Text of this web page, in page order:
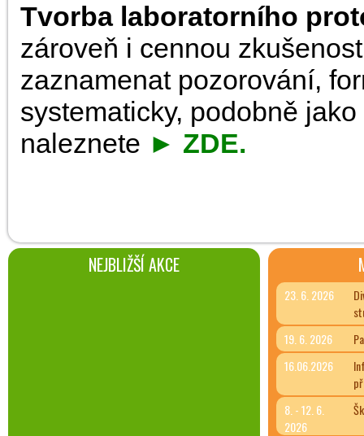
Tvorba laboratorního
zároveň i cennou
zaznamenat pozorování,
systematicky, podobně
naleznete ► ZDE.
NEJBLIŽŠÍ AKCE
23. 6. 2026
19. 6. 2026
16.06.2026
8. - 12. 6.
2026